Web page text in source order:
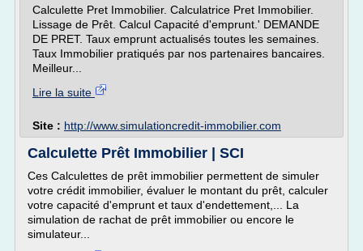
Calculette Pret Immobilier. Calculatrice Pret Immobilier.
Lissage de Prêt. Calcul Capacité d'emprunt.' DEMANDE
DE PRET. Taux emprunt actualisés toutes les semaines.
Taux Immobilier pratiqués par nos partenaires bancaires.
Meilleur...
Lire la suite
Site : http://www.simulationcredit-immobilier.com
Calculette Prêt Immobilier | SCI
Ces Calculettes de prêt immobilier permettent de simuler
votre crédit immobilier, évaluer le montant du prêt, calculer
votre capacité d'emprunt et taux d'endettement,... La
simulation de rachat de prêt immobilier ou encore le
simulateur...